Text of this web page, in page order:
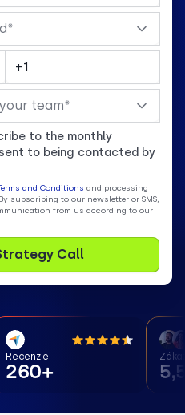
to the monthly
to being contacted by
and Conditions and processing
subscribing to our newsletter or SMS,
from us according to our
Recenzie
260+